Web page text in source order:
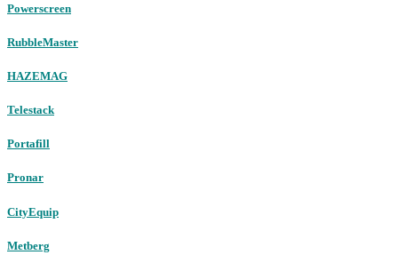
Powerscreen
RubbleMaster
HAZEMAG
Telestack
Portafill
Pronar
CityEquip
Metberg